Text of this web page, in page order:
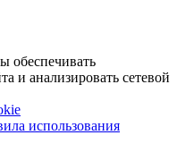
обеспечивать
и анализировать сетевой
использования